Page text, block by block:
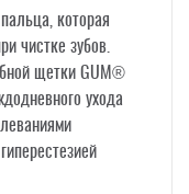
которая
чистке зубов.
щетки GUM®
ухода